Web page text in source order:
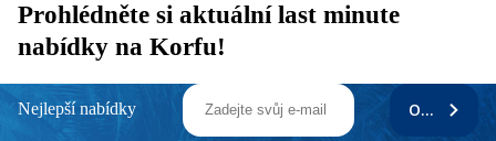
Prohlédněte si aktuální last minute
nabídky na Korfu!
Nejlepší nabídky ODEBÍRAT